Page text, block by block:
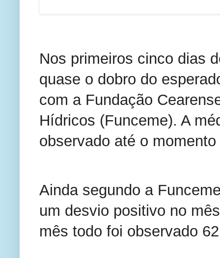
Nos primeiros cinco dias
quase o dobro do
com a Fundação
Hídricos (Funceme). A
observado até o
Ainda segundo a
um desvio positivo no
mês todo foi observado